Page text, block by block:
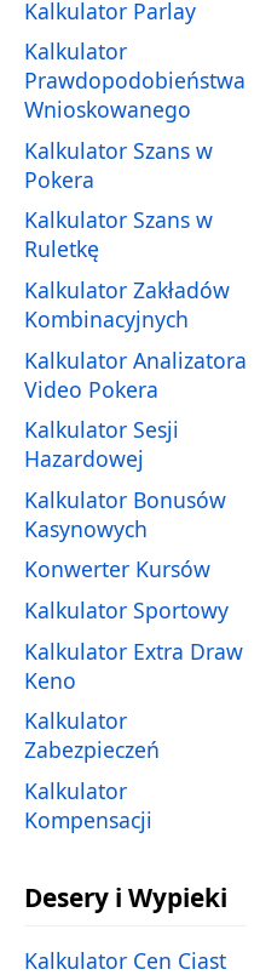
Kalkulator Parlay
Kalkulator
Prawdopodobieństwa
Wnioskowanego
Kalkulator Szans w
Pokera
Kalkulator Szans w
Ruletkę
Kalkulator Zakładów
Kombinacyjnych
Kalkulator Analizatora
Video Pokera
Kalkulator Sesji
Hazardowej
Kalkulator Bonusów
Kasynowych
Konwerter Kursów
Kalkulator Sportowy
Kalkulator Extra Draw
Keno
Kalkulator
Zabezpieczeń
Kalkulator
Kompensacji
Desery i Wypieki
Kalkulator Cen Ciast